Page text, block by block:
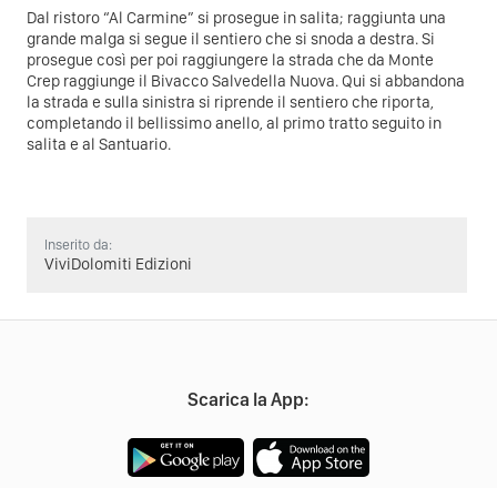
Dal ristoro “Al Carmine” si prosegue in salita; raggiunta una
grande malga si segue il sentiero che si snoda a destra. Si
prosegue così per poi raggiungere la strada che da Monte
Crep raggiunge il Bivacco Salvedella Nuova. Qui si abbandona
la strada e sulla sinistra si riprende il sentiero che riporta,
completando il bellissimo anello, al primo tratto seguito in
salita e al Santuario.
Inserito da:
ViviDolomiti Edizioni
Scarica la App: